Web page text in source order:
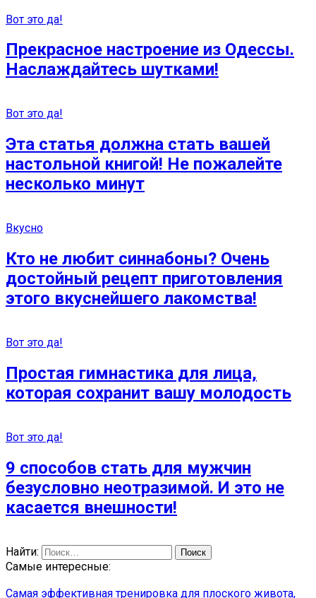
Вот это да!
Прекрасное настроение из Одессы.
Наслаждайтесь шутками!
Вот это да!
Эта статья должна стать вашей
настольной книгой! Не пожалейте
несколько минут
Вкусно
Кто не любит синнабоны? Очень
достойный рецепт приготовления
этого вкуснейшего лакомства!
Вот это да!
Простая гимнастика для лица,
которая сохранит вашу молодость
Вот это да!
9 способов стать для мужчин
безусловно неотразимой. И это не
касается внешности!
Найти:
Самые интересные:
Самая эффективная тренировка для плоского живота,